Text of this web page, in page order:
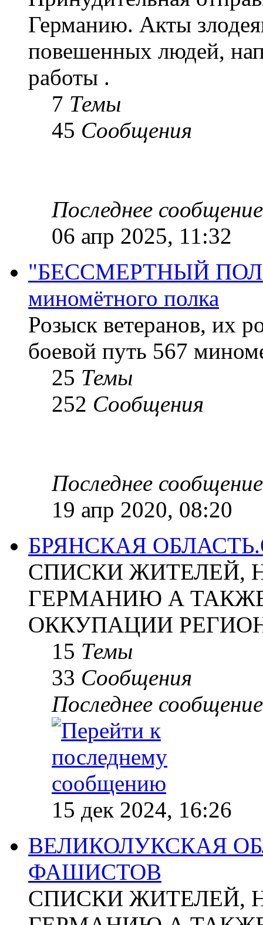
Германию. Акты
повешенных людей,
работы .
7 Темы
45 Сообщения
Последнее сообщение
06 апр 2025, 11:32
"БЕССМЕРТНЫЙ ПОЛК
миномётного полка
Розыск ветеранов, их
боевой путь 567
25 Темы
252 Сообщения
Последнее сообщение
19 апр 2020, 08:20
БРЯНСКАЯ
СПИСКИ ЖИТЕЛЕЙ,
ГЕРМАНИЮ А
ОККУПАЦИИ
15 Темы
33 Сообщения
Последнее сообщение
15 дек 2024, 16:26
ВЕЛИКОЛУКСКАЯ
ФАШИСТОВ
СПИСКИ ЖИТЕЛЕЙ,